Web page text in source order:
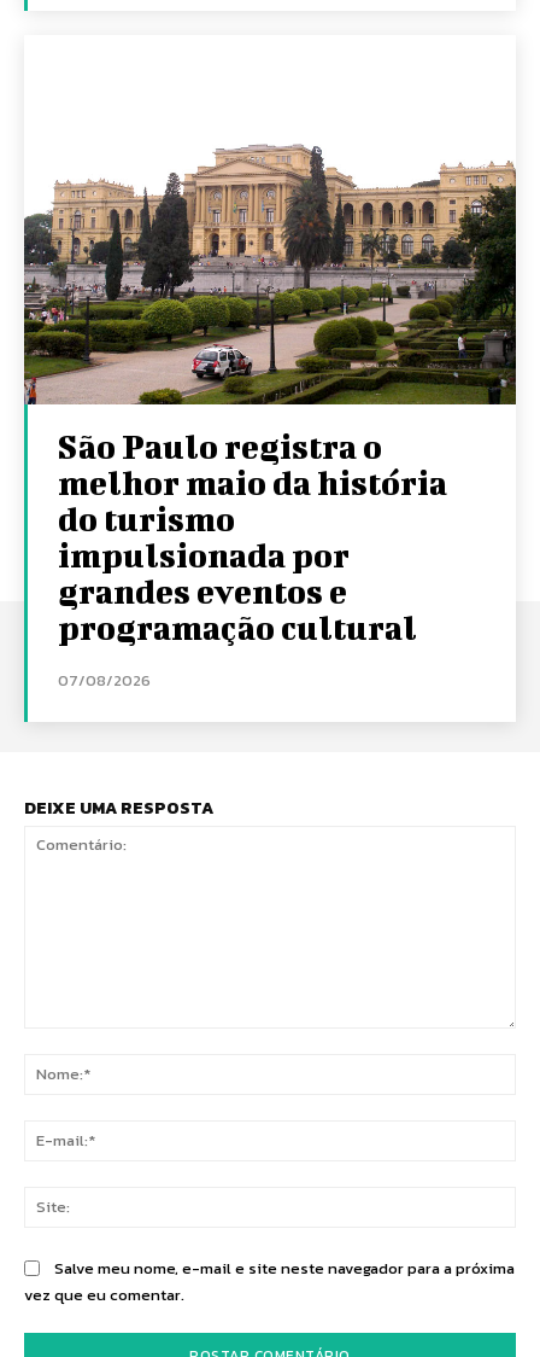
São Paulo registra o
melhor maio da história
do turismo
impulsionada por
grandes eventos e
programação cultural
07/08/2026
DEIXE UMA RESPOSTA
Salve meu nome, e-mail e site neste navegador para a próxima
vez que eu comentar.